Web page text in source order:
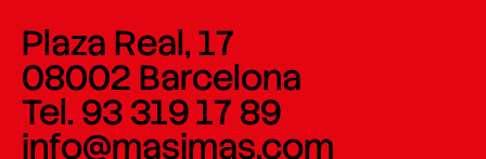
Plaza Real, 17
08002 Barcelona
Tel. 93 319 17 89
info@masimas.com